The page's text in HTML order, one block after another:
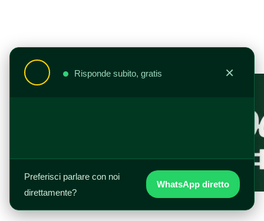
Risponde subito, gratis ×
Preferisci parlare con noi
direttamente?
WhatsApp diretto